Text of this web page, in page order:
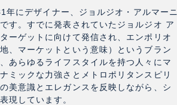
年にデザイナー、ジョルジオ・アルマーニ
す。すでに発表されていたジョルジオ ア
ーゲットに向けて発信され、エンポリオ
、マーケットという意味）というブラン
あらゆるライフスタイルを持つ人々にマ
ミックな力強さとメトロポリタンスピリ
美意識とエレガンスを反映しながら、シ
現しています。